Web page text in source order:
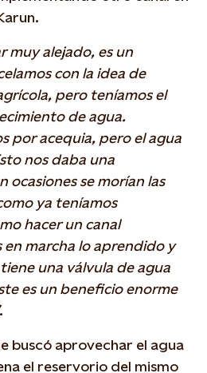
muy alejado, es un
con la idea de
pero teníamos el
de agua.
por acequia, pero el agua
nos daba una
ocasiones se morían las
ya teníamos
hacer un canal
marcha lo aprendido y
una válvula de agua
es un beneficio enorme
.
buscó aprovechar el agua
el reservorio del mismo